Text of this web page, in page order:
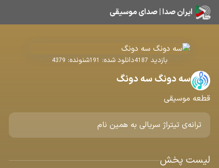
ایران صدا | صدای موسیقی
بازدید 4187دانلود شده: 191شنونده: 4379
سه دونگ سه دونگ
قطعه موسیقی
ترانه‌ی تیتراژ سریالی به همین نام
لیست پخش